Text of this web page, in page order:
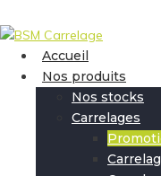
Accueil
Nos produits
Nos stocks
Carrelages